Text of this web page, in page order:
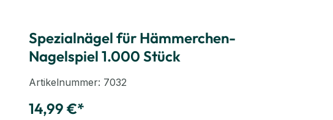
Spezialnägel für Hämmerchen-
Nagelspiel 1.000 Stück
Artikelnummer: 7032
14,99 €*